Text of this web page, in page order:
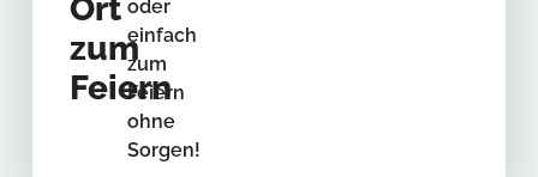
Ort
zum
Feiern
oder
einfach
zum
Feiern
ohne
Sorgen!